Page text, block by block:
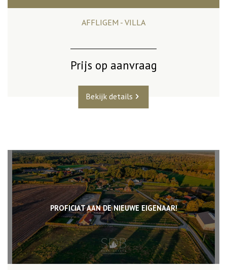
AFFLIGEM - VILLA
Prijs op aanvraag
Bekijk details
PROFICIAT AAN DE NIEUWE EIGENAAR!